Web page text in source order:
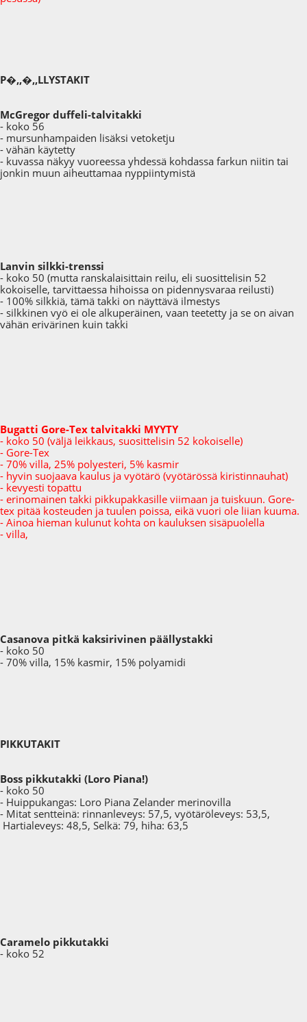
P�,,�,,LLYSTAKIT
McGregor duffeli-talvitakki
- koko 56
- mursunhampaiden lisäksi vetoketju
- vähän käytetty
- kuvassa näkyy vuoreessa yhdessä kohdassa farkun niitin tai
jonkin muun aiheuttamaa nyppiintymistä
Lanvin silkki-trenssi
- koko 50 (mutta ranskalaisittain reilu, eli suosittelisin 52
kokoiselle, tarvittaessa hihoissa on pidennysvaraa reilusti)
- 100% silkkiä, tämä takki on näyttävä ilmestys
- silkkinen vyö ei ole alkuperäinen, vaan teetetty ja se on aivan
vähän erivärinen kuin takki
Bugatti Gore-Tex talvitakki MYYTY
- koko 50 (väljä leikkaus, suosittelisin 52 kokoiselle)
- Gore-Tex
- 70% villa, 25% polyesteri, 5% kasmir
- hyvin suojaava kaulus ja vyötärö (vyötärössä kiristinnauhat)
- kevyesti topattu
- erinomainen takki pikkupakkasille viimaan ja tuiskuun. Gore-
tex pitää kosteuden ja tuulen poissa, eikä vuori ole liian kuuma.
- Ainoa hieman kulunut kohta on kauluksen sisäpuolella
- villa,
Casanova pitkä kaksirivinen päällystakki
- koko 50
- 70% villa, 15% kasmir, 15% polyamidi
PIKKUTAKIT
Boss pikkutakki (Loro Piana!)
- koko 50
- Huippukangas: Loro Piana Zelander merinovilla
- Mitat sentteinä: rinnanleveys: 57,5, vyötäröleveys: 53,5,
Hartialeveys: 48,5, Selkä: 79, hiha: 63,5
Caramelo pikkutakki
- koko 52